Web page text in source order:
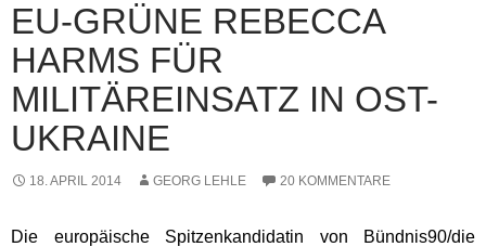
EU-GRÜNE REBECCA
HARMS FÜR
MILITÄREINSATZ IN OST-
UKRAINE
18. APRIL 2014 GEORG LEHLE 20 KOMMENTARE
Die europäische Spitzenkandidatin von Bündnis90/die